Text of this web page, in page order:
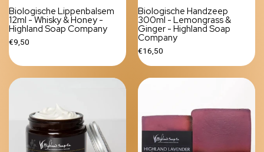
Biologische Lippenbalsem
12ml - Whisky & Honey -
Highland Soap Company
€9,50
Biologische Handzeep
300ml - Lemongrass &
Ginger - Highland Soap
Company
€16,50